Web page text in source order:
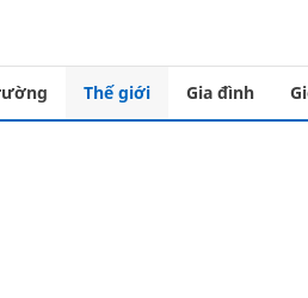
Thế giới Gia đình